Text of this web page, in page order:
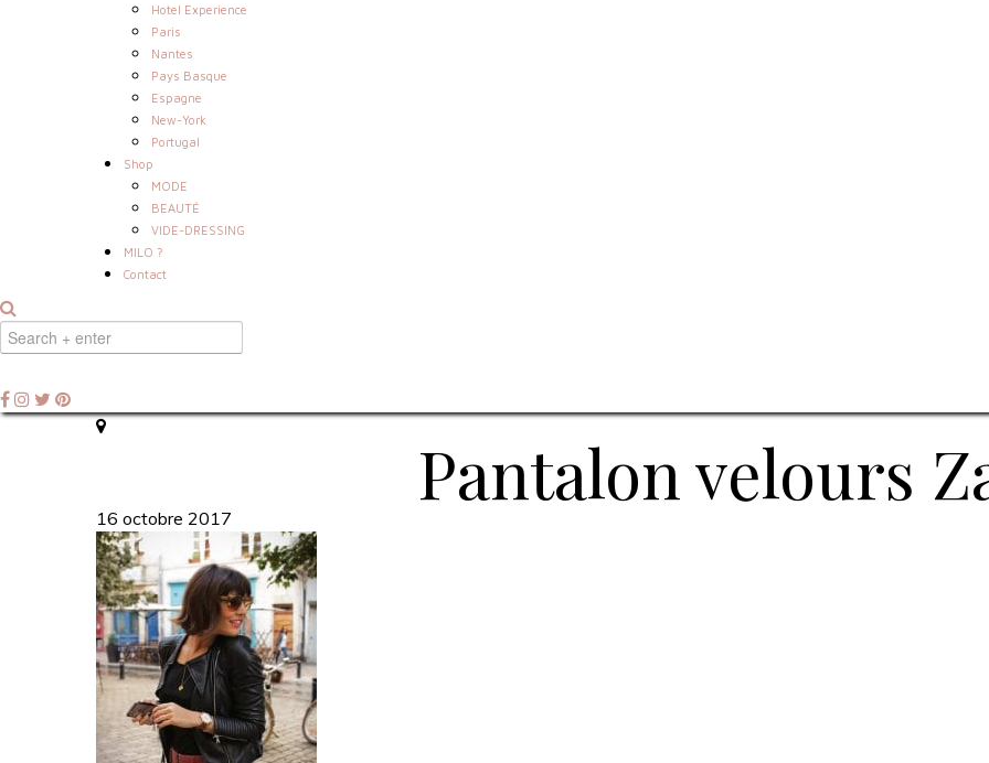
Hotel Experience
Paris
Nantes
Pays Basque
Espagne
New-York
Portugal
Shop
MODE
BEAUTÉ
VIDE-DRESSING
MILO ?
Contact
Pantalon velours
16 octobre 2017